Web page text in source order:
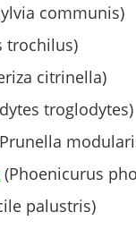
communis)
trochilus)
citrinella)
troglodytes)
(Phoenicurus
palustris)